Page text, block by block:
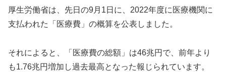
厚生労働省は、先日の9月1日に、2022年度に医療機関に
支払われた「医療費」の概算を公表しました。
それによると、「医療費の総額」は46兆円で、前年より
も1.76兆円増加し過去最高となった報じられています。